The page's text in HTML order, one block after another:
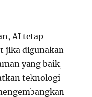
AI tetap
jika digunakan
yang baik,
teknologi